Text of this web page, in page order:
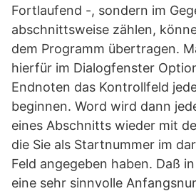
Fortlaufend -, sondern im
abschnittsweise zählen,
dem Programm übertragen.
hierfür im Dialogfenster
Endnoten das Kontrollfeld
beginnen. Word wird dann
eines Abschnitts wieder mit
die Sie als Startnummer im
Feld angegeben haben. Daß in
eine sehr sinnvolle